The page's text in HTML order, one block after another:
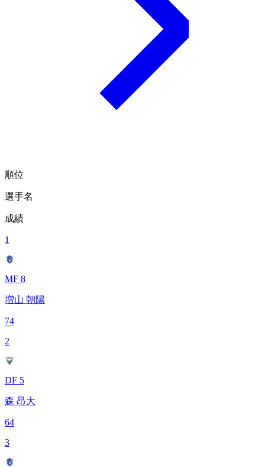
順位
選手名
成績
1
MF 8
増山 朝陽
74
2
DF 5
森 昂大
64
3